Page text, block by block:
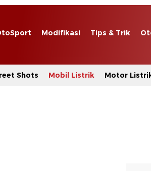
Modifikasi Tips & Trik
Shots Mobil Listrik Motor